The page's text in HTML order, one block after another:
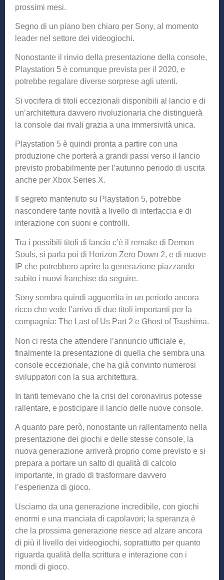
prossimi mesi.
Segno di un piano ben chiaro per Sony, al momento
leader nel settore dei videogiochi.
Nonostante il rinvio della presentazione della console,
Playstation 5 è comunque prevista per il 2020, e
potrebbe regalare diverse sorprese agli utenti.
Si vocifera di titoli eccezionali disponibili al lancio e di
un’architettura davvero rivoluzionaria che distinguerà
la console dai rivali grazia a una immersività unica.
Playstation 5 è quindi pronta a partire con una
produzione che porterà a grandi passi verso il lancio
previsto probabilmente per l’autunno periodo di uscita
anche per Xbox Series X.
Il segreto mantenuto su Playstation 5, potrebbe
nascondere tante novità a livello di interfaccia e di
interazione con suoni e controlli.
Tra i possibili titoli di lancio c’è il remake di Demon
Souls, si parla poi di Horizon Zero Down 2, e di nuove
IP che potrebbero aprire la generazione piazzando
subito i nuovi franchise da seguire.
Sony sembra quindi agguerrita in un periodo ancora
ricco che vede l’arrivo di due titoli importanti per la
compagnia: The Last of Us Part 2 e Ghost of Tsushima.
Non ci resta che attendere l’annuncio ufficiale e,
finalmente la presentazione di quella che sembra una
console eccezionale, che ha già convinto numerosi
sviluppatori con la sua architettura.
In tanti temevano che la crisi del coronavirus potesse
rallentare, e posticipare il lancio delle nuove console.
A quanto pare però, nonostante un rallentamento nella
presentazione dei giochi e delle stesse console, la
nuova generazione arriverà proprio come previsto e si
prepara a portare un salto di qualità di calcolo
importante, in grado di trasformare davvero
l’esperienza di gioco.
Usciamo da una generazione incredibile, con giochi
enormi e una manciata di capolavori; la speranza è
che la prossima generazione riesce ad alzare ancora
di più il livello dei videogiochi, soprattutto per quanto
riguarda qualità della scrittura e interazione con i
mondi di gioco.